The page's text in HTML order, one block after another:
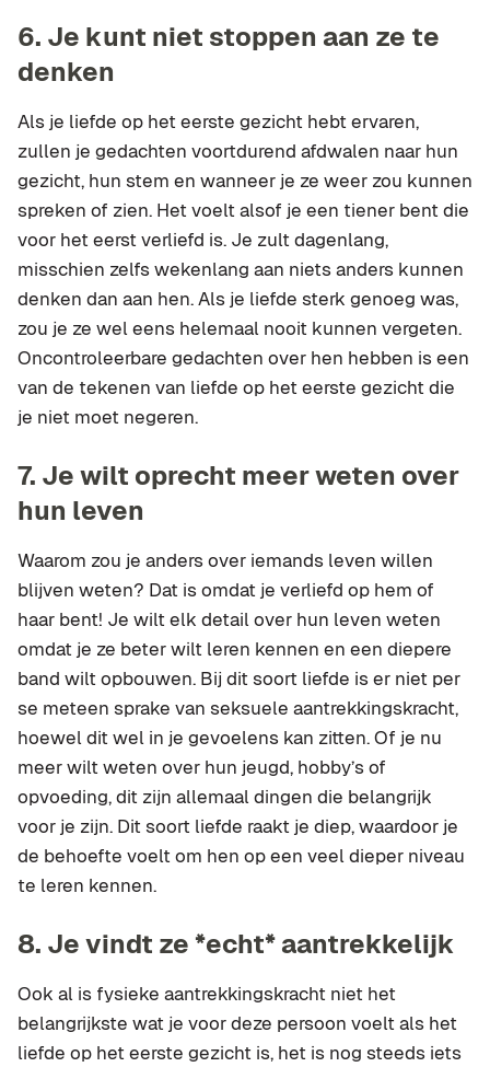
6. Je kunt niet stoppen aan ze te
denken
Als je liefde op het eerste gezicht hebt ervaren,
zullen je gedachten voortdurend afdwalen naar hun
gezicht, hun stem en wanneer je ze weer zou kunnen
spreken of zien. Het voelt alsof je een tiener bent die
voor het eerst verliefd is. Je zult dagenlang,
misschien zelfs wekenlang aan niets anders kunnen
denken dan aan hen. Als je liefde sterk genoeg was,
zou je ze wel eens helemaal nooit kunnen vergeten.
Oncontroleerbare gedachten over hen hebben is een
van de tekenen van liefde op het eerste gezicht die
je niet moet negeren.
7. Je wilt oprecht meer weten over
hun leven
Waarom zou je anders over iemands leven willen
blijven weten? Dat is omdat je verliefd op hem of
haar bent! Je wilt elk detail over hun leven weten
omdat je ze beter wilt leren kennen en een diepere
band wilt opbouwen. Bij dit soort liefde is er niet per
se meteen sprake van seksuele aantrekkingskracht,
hoewel dit wel in je gevoelens kan zitten. Of je nu
meer wilt weten over hun jeugd, hobby’s of
opvoeding, dit zijn allemaal dingen die belangrijk
voor je zijn. Dit soort liefde raakt je diep, waardoor je
de behoefte voelt om hen op een veel dieper niveau
te leren kennen.
8. Je vindt ze *echt* aantrekkelijk
Ook al is fysieke aantrekkingskracht niet het
belangrijkste wat je voor deze persoon voelt als het
liefde op het eerste gezicht is, het is nog steeds iets